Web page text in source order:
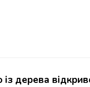
дерева